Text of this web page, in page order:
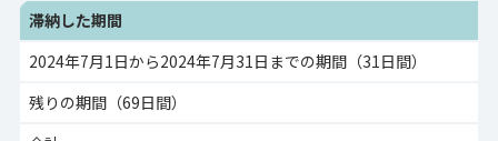
滞納した期間
2024年7月1日から2024年7月31日までの期間（31日間）
残りの期間（69日間）